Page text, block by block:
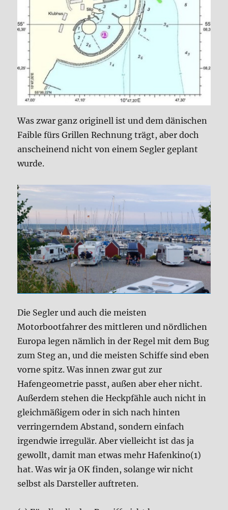
Was zwar ganz originell ist und dem dänischen
Faible fürs Grillen Rechnung trägt, aber doch
anscheinend nicht von einem Segler geplant
wurde.
Die Segler und auch die meisten
Motorbootfahrer des mittleren und nördlichen
Europa legen nämlich in der Regel mit dem Bug
zum Steg an, und die meisten Schiffe sind eben
vorne spitz. Was innen zwar gut zur
Hafengeometrie passt, außen aber eher nicht.
Außerdem stehen die Heckpfähle auch nicht in
gleichmäßigem oder in sich nach hinten
verringerndem Abstand, sondern einfach
irgendwie irregulär. Aber vielleicht ist das ja
gewollt, damit man etwas mehr Hafenkino(1)
hat. Was wir ja OK finden, solange wir nicht
selbst als Darsteller auftreten.